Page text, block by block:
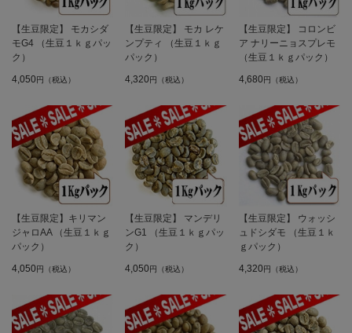
【生豆限定】 モカシダ
モG4 （生豆１ｋｇパッ
ク）
4,050円（税込）
【生豆限定】 モカ レケ
ンプティ （生豆１ｋｇ
パック）
4,320円（税込）
【生豆限定】 コロンビ
ア ナリーニョスプレモ
（生豆１ｋｇパック）
4,680円（税込）
【生豆限定】キリマン
ジャロAA （生豆１ｋｇ
パック）
4,050 円（税込）
【生豆限定】 マンデリ
ンG1 （生豆１ｋｇパッ
ク）
4,050 円（税込）
【生豆限定】 ウォッシ
ュドシダモ （生豆１ｋ
ｇパック）
4,320 円（税込）